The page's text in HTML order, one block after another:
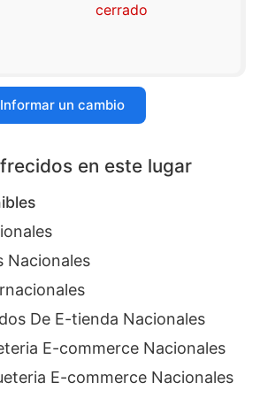
cerrado
Informar un cambio
en este lugar
Nacionales
De E-tienda Nacionales
E-commerce Nacionales
E-commerce Nacionales